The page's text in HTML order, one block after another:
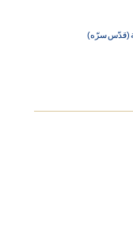
(قدّس سرّه)